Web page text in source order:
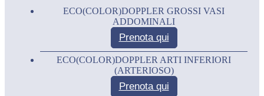
ECO(COLOR)DOPPLER GROSSI VASI
ADDOMINALI
Prenota qui
ECO(COLOR)DOPPLER ARTI INFERIORI
(ARTERIOSO)
Prenota qui